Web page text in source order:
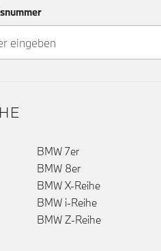
BMW 7er
BMW 8er
BMW X-Reihe
BMW i-Reihe
BMW Z-Reihe